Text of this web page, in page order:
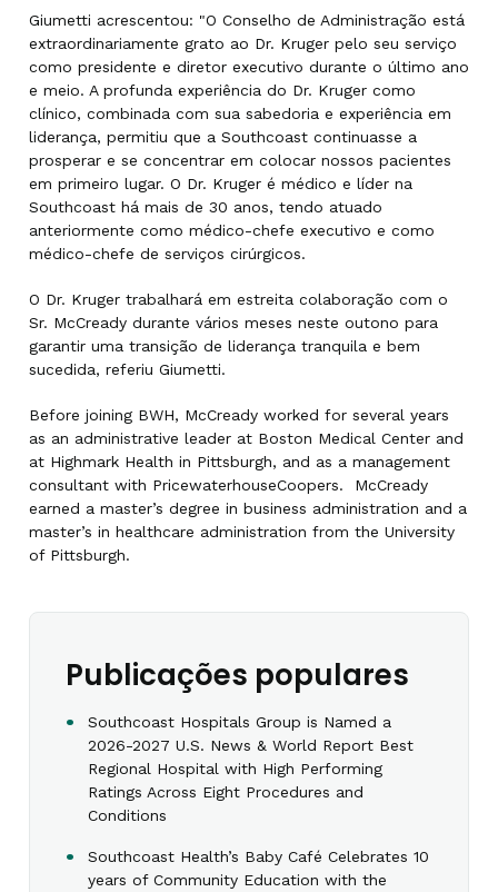
Giumetti acrescentou: "O Conselho de Administração está
extraordinariamente grato ao Dr. Kruger pelo seu serviço
como presidente e diretor executivo durante o último ano
e meio. A profunda experiência do Dr. Kruger como
clínico, combinada com sua sabedoria e experiência em
liderança, permitiu que a Southcoast continuasse a
prosperar e se concentrar em colocar nossos pacientes
em primeiro lugar. O Dr. Kruger é médico e líder na
Southcoast há mais de 30 anos, tendo atuado
anteriormente como médico-chefe executivo e como
médico-chefe de serviços cirúrgicos.
O Dr. Kruger trabalhará em estreita colaboração com o
Sr. McCready durante vários meses neste outono para
garantir uma transição de liderança tranquila e bem
sucedida, referiu Giumetti.
Before joining BWH, McCready worked for several years
as an administrative leader at Boston Medical Center and
at Highmark Health in Pittsburgh, and as a management
consultant with PricewaterhouseCoopers. McCready
earned a master’s degree in business administration and a
master’s in healthcare administration from the University
of Pittsburgh.
Publicações populares
Southcoast Hospitals Group is Named a
2026-2027 U.S. News & World Report Best
Regional Hospital with High Performing
Ratings Across Eight Procedures and
Conditions
Southcoast Health’s Baby Café Celebrates 10
years of Community Education with the